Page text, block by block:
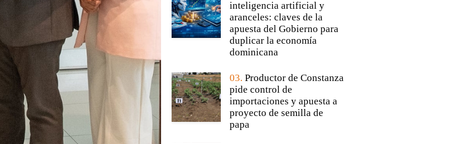
inteligencia artificial y
aranceles: claves de la
apuesta del Gobierno para
duplicar la economía
dominicana
03. Productor de Constanza
pide control de
importaciones y apuesta a
proyecto de semilla de
papa